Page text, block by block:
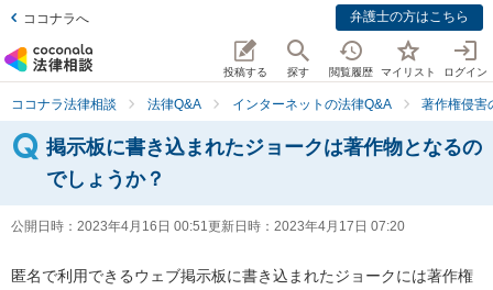
ココナラへ 弁護士の方はこちら
投稿する 探す 閲覧履歴 マイリスト ログイン
ココナラ法律相談 法律Q&A インターネットの法律Q&A 著作権侵害
掲示板に書き込まれたジョークは著作物となるの
でしょうか？
公開日時： 2023年4月16日 00:51更新日時： 2023年4月17日 07:20
匿名で利用できるウェブ掲示板に書き込まれたジョークには著作権